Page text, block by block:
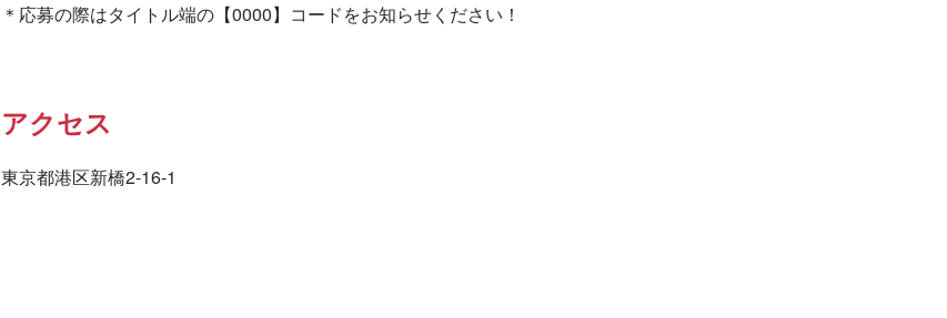
＊応募の際はタイトル端の【0000】コードをお知らせください！
アクセス
東京都港区新橋2-16-1